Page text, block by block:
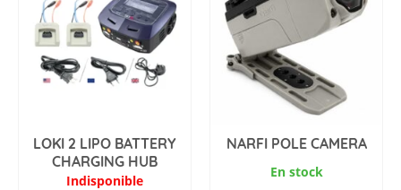
LOKI 2 LIPO BATTERY
CHARGING HUB
Indisponible
NARFI POLE CAMERA
En stock